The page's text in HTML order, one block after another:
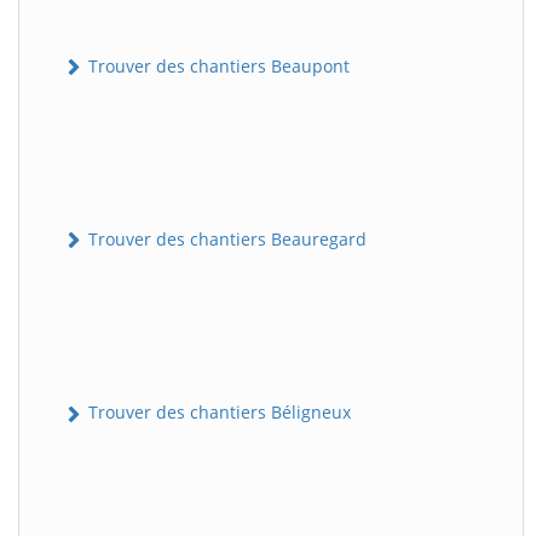
Trouver des chantiers Beaupont
Trouver des chantiers Beauregard
Trouver des chantiers Béligneux